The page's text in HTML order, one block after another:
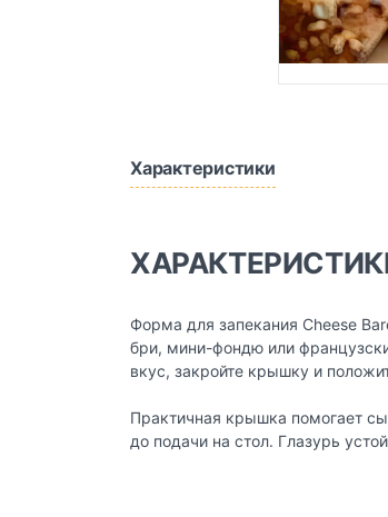
Характеристики
Форма для запекания Cheese
бри, мини-фондю или
вкус, закройте крышку и
Практичная крышка помогает
до подачи на стол. Глазурь